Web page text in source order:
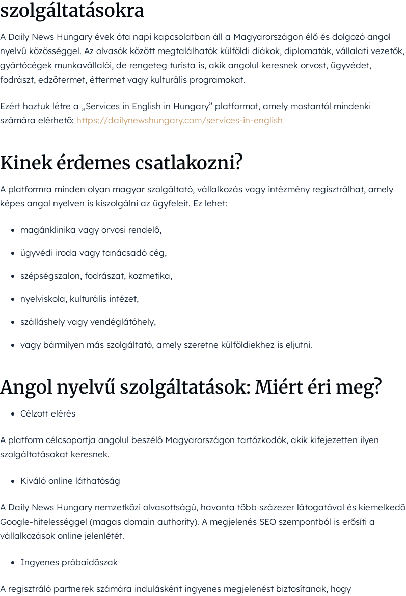
szolgáltatásokra
A Daily News Hungary évek óta napi kapcsolatban áll a Magyarországon élő és dolgozó angol
nyelvű közösséggel. Az olvasók között megtalálhatók külföldi diákok, diplomaták, vállalati vezetők,
gyártócégek munkavállalói, de rengeteg turista is, akik angolul keresnek orvost, ügyvédet,
fodrászt, edzőtermet, éttermet vagy kulturális programokat.
Ezért hoztuk létre a „Services in English in Hungary” platformot, amely mostantól mindenki
számára elérhető: https://dailynewshungary.com/services-in-english
Kinek érdemes csatlakozni?
A platformra minden olyan magyar szolgáltató, vállalkozás vagy intézmény regisztrálhat, amely
képes angol nyelven is kiszolgálni az ügyfeleit. Ez lehet:
magánklinika vagy orvosi rendelő,
ügyvédi iroda vagy tanácsadó cég,
szépségszalon, fodrászat, kozmetika,
nyelviskola, kulturális intézet,
szálláshely vagy vendéglátóhely,
vagy bármilyen más szolgáltató, amely szeretne külföldiekhez is eljutni.
Angol nyelvű szolgáltatások: Miért éri meg?
Célzott elérés
A platform célcsoportja angolul beszélő Magyarországon tartózkodók, akik kifejezetten ilyen
szolgáltatásokat keresnek.
Kiváló online láthatóság
A Daily News Hungary nemzetközi olvasottságú, havonta több százezer látogatóval és kiemelkedő
Google-hitelességgel (magas domain authority). A megjelenés SEO szempontból is erősíti a
vállalkozások online jelenlétét.
Ingyenes próbaidőszak
A regisztráló partnerek számára indulásként ingyenes megjelenést biztosítanak, hogy